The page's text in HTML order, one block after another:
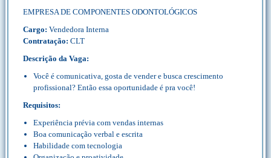
EMPRESA DE COMPONENTES ODONTOLÓGICOS
Cargo: Vendedora Interna
Contratação: CLT
Descrição da Vaga:
Você é comunicativa, gosta de vender e busca crescimento
profissional? Então essa oportunidade é pra você!
Requisitos:
Experiência prévia com vendas internas
Boa comunicação verbal e escrita
Habilidade com tecnologia